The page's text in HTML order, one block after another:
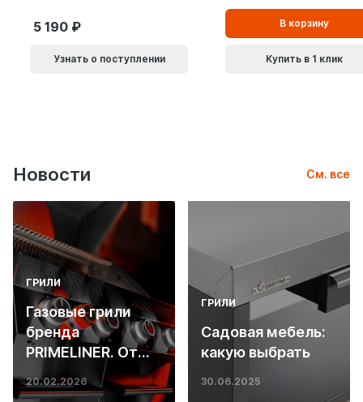
5 190
Узнать о поступлении
В корзину
Купить в 1 клик
Новости См. все
ГРИЛИ
Газовые грили
бренда
PRIMELINER. От
основ инженерии
до ресторанных
20.02.2026
ГРИЛИ
Садовая мебель:
какую выбрать
30.06.2025